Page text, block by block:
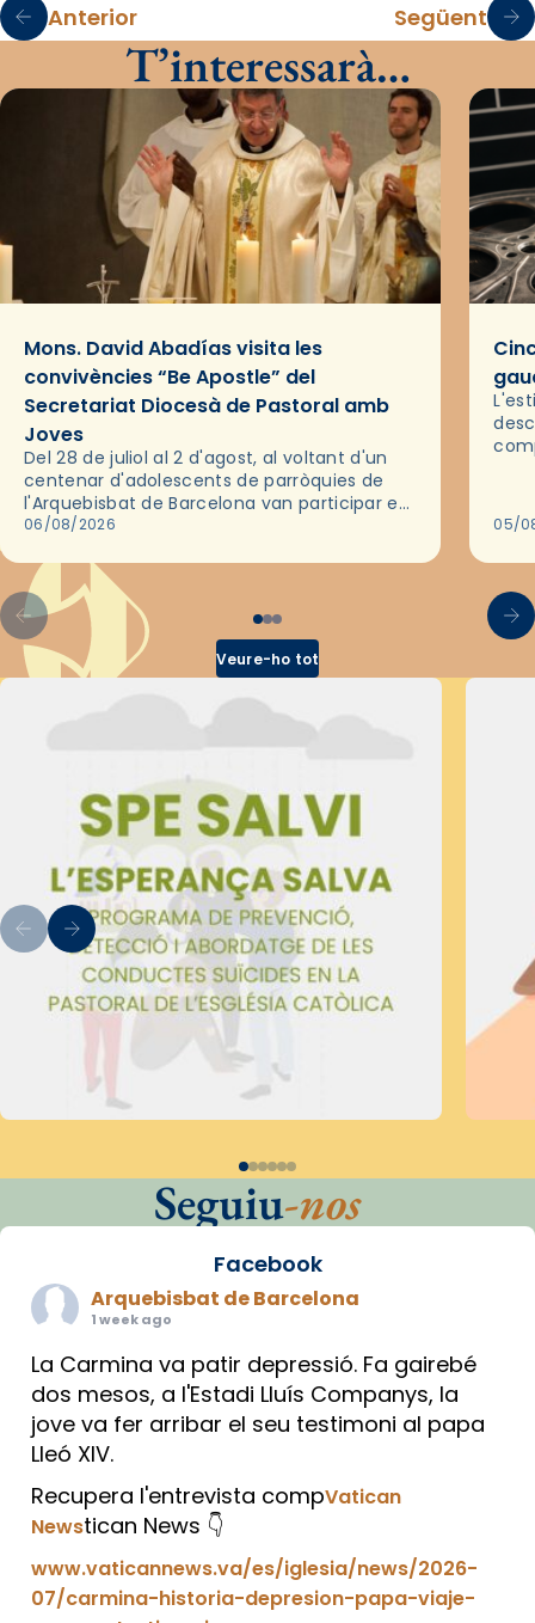
Anterior Següent
T’interessarà…
Mons. David Abadías visita les
convivències “Be Apostle” del
Secretariat Diocesà de Pastoral amb
Joves
Del 28 de juliol al 2 d'agost, al voltant d'un
centenar d'adolescents de parròquies de
l'Arquebisbat de Barcelona van participar en
les convivències Be Apostle, organitzades
06/08/2026 05/
Veure-ho tot
Seguiu-nos
Facebook
Arquebisbat de Barcelona
1 week ago
La Carmina va patir depressió. Fa gairebé
dos mesos, a l'Estadi Lluís Companys, la
jove va fer arribar el seu testimoni al papa
Lleó XIV.
Recupera l'entrevista compVatican
Newstican News 👇
www.vaticannews.va/es/iglesia/news/2026-
07/carmina-historia-depresion-papa-viaje-